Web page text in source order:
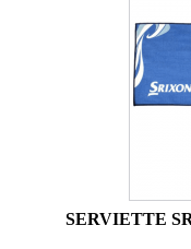
SERVIETTE